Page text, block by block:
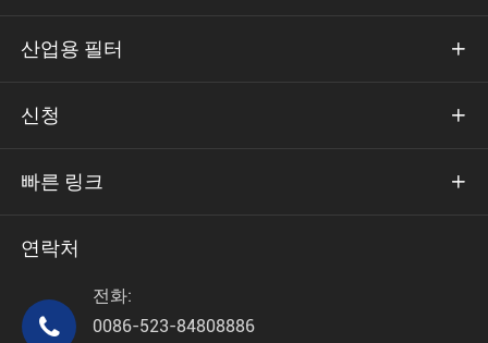
산업용 필터 
신청 
빠른 링크 
연락처

전화:
0086-523-84808886